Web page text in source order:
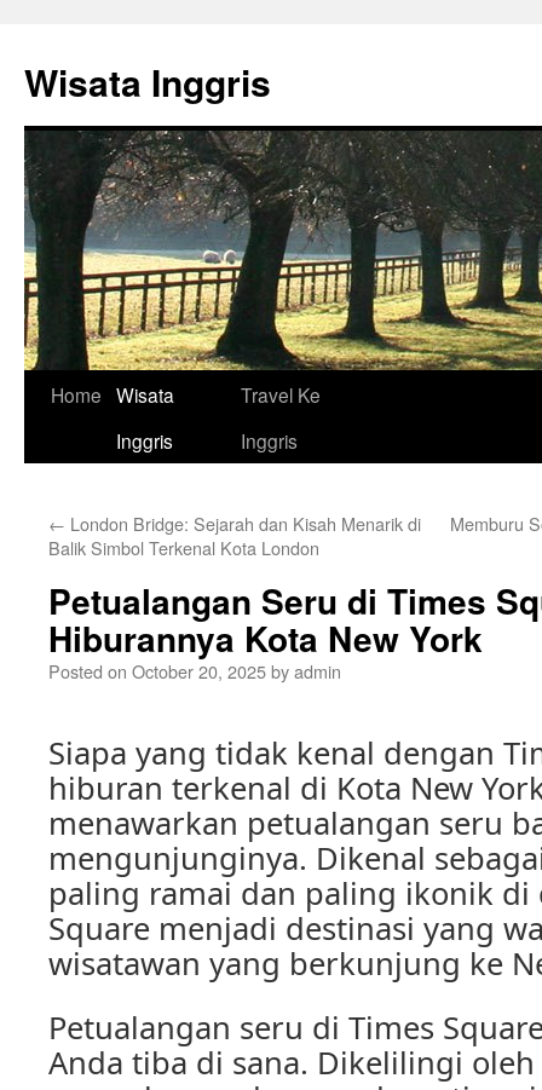
content
Wisata Inggris
Home Wisata
Inggris
Travel Ke
Inggris
← London Bridge: Sejarah dan Kisah Menarik di
Balik Simbol Terkenal Kota London
Memburu
Petualangan Seru di Times
Hiburannya Kota New York
Posted on October 20, 2025byadmin
Siapa yang tidak kenal dengan
hiburan terkenal di Kota New
menawarkan petualangan seru
mengunjunginya. Dikenal
paling ramai dan paling ikonik di
Square menjadi destinasi yang
wisatawan yang berkunjung ke
Petualangan seru di Times
Anda tiba di sana. Dikelilingi